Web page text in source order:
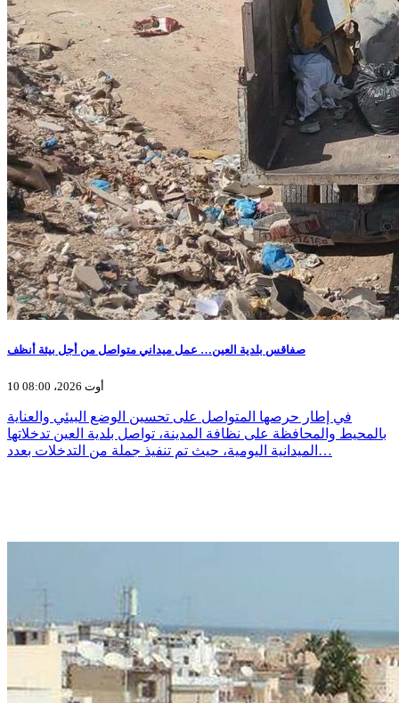
صفاقس بلدية العين… عمل ميداني متواصل من أجل بيئة أنظف
10 أوت 2026، 08:00
في إطار حرصها المتواصل على تحسين الوضع البيئي والعناية
بالمحيط والمحافظة على نظافة المدينة، تواصل بلدية العين تدخلاتها
الميدانية اليومية، حيث تم تنفيذ جملة من التدخلات بعدد…